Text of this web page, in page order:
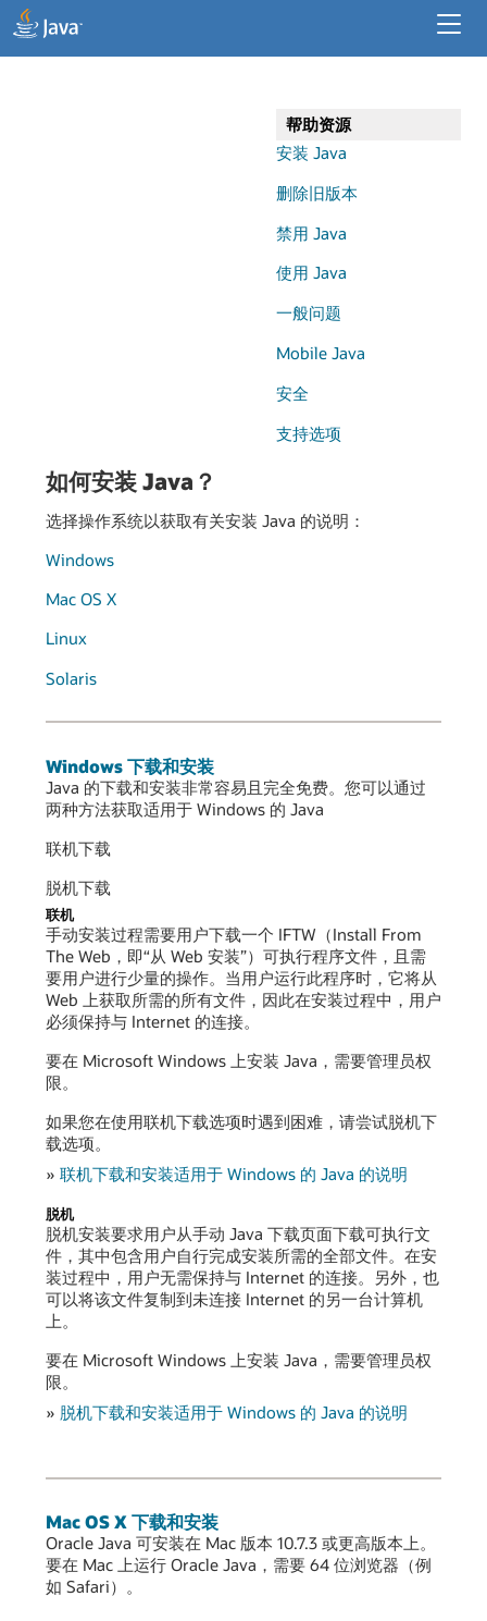
适用于桌面应用程序的 Java
帮助资源
安装 Java
删除旧版本
禁用 Java
使用 Java
一般问题
Mobile Java
安全
支持选项
如何安装 Java？
选择操作系统以获取有关安装 Java 的说明：
Windows
Mac OS X
Linux
Solaris
Windows 下载和安装
Java 的下载和安装非常容易且完全免费。您可以通过
两种方法获取适用于 Windows 的 Java
联机下载
脱机下载
联机
手动安装过程需要用户下载一个 IFTW（Install From
The Web，即“从 Web 安装”）可执行程序文件，且需
要用户进行少量的操作。当用户运行此程序时，它将从
Web 上获取所需的所有文件，因此在安装过程中，用户
必须保持与 Internet 的连接。
要在 Microsoft Windows 上安装 Java，需要管理员权
限。
如果您在使用联机下载选项时遇到困难，请尝试脱机下
载选项。
» 联机下载和安装适用于 Windows 的 Java 的说明
脱机
脱机安装要求用户从手动 Java 下载页面下载可执行文
件，其中包含用户自行完成安装所需的全部文件。在安
装过程中，用户无需保持与 Internet 的连接。另外，也
可以将该文件复制到未连接 Internet 的另一台计算机
上。
要在 Microsoft Windows 上安装 Java，需要管理员权
限。
» 脱机下载和安装适用于 Windows 的 Java 的说明
Mac OS X 下载和安装
Oracle Java 可安装在 Mac 版本 10.7.3 或更高版本上。
要在 Mac 上运行 Oracle Java，需要 64 位浏览器（例
如 Safari）。